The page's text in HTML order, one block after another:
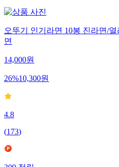
오뚜기 인기라면 10봉 진라면/
면
14,000원
26%10,300원
4.8
(173)